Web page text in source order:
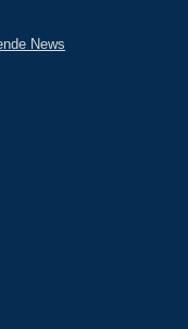
News